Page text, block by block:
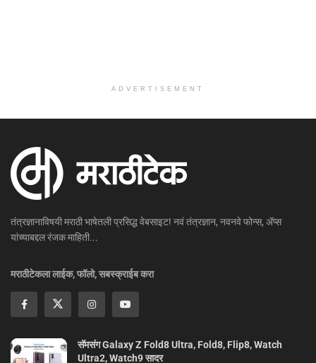
ADVERTISEMENT
तंत्रज्ञानाविषयी मराठी भाषेतली प्रसिद्ध वेबसाइट! नवं तंत्रज्ञान, नवनवे फोन्स, ॲप्स
यांच्याबद्दल रंजक माहिती...
मराठीटेकला लाईक, फॉलो, सबस्क्राईब करा
सॅमसंग Galaxy Z Fold8 Ultra, Fold8, Flip8, Watch
Ultra2, Watch9 सादर